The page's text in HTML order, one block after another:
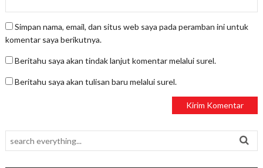
Simpan nama, email, dan situs web saya pada peramban ini untuk
komentar saya berikutnya.
Beritahu saya akan tindak lanjut komentar melalui surel.
Beritahu saya akan tulisan baru melalui surel.